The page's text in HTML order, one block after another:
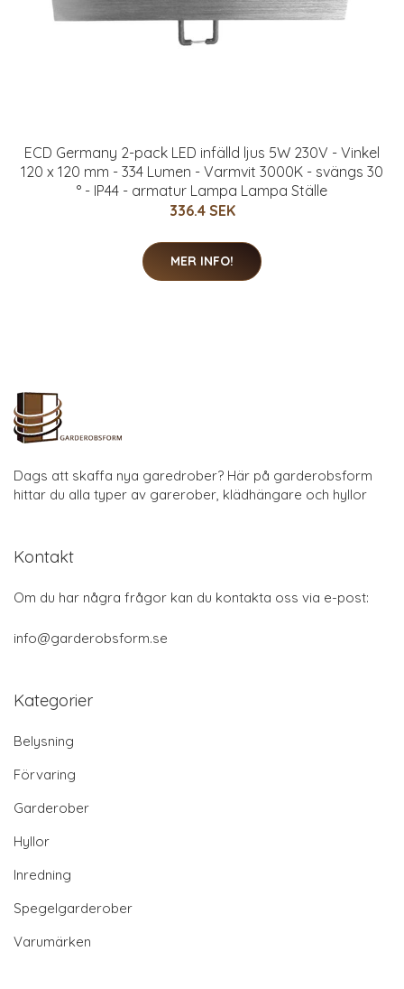
ECD Germany 2-pack LED infälld ljus 5W 230V - Vinkel
120 x 120 mm - 334 Lumen - Varmvit 3000K - svängs 30
° - IP44 - armatur Lampa Lampa Ställe
336.4 SEK
MER INFO!
Dags att skaffa nya garedrober? Här på garderobsform
hittar du alla typer av garerober, klädhängare och hyllor
Kontakt
Om du har några frågor kan du kontakta oss via e-post:
info@garderobsform.se
Kategorier
Belysning
Förvaring
Garderober
Hyllor
Inredning
Spegelgarderober
Varumärken